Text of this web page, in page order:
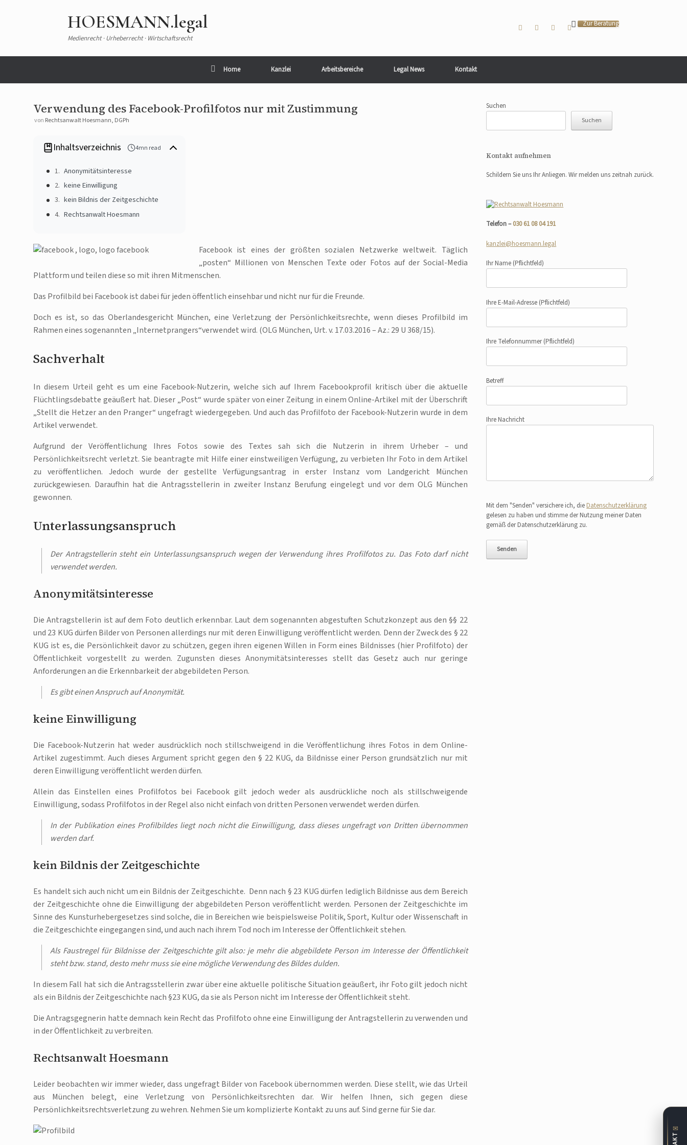
HOESMANN.legal
Medienrecht · Urheberrecht · Wirtschaftsrecht
Zur Beratung
Home Kanzlei Arbeitsbereiche Legal News Kontakt
Verwendung des Facebook-Profilfotos nur mit Zustimmung
von Rechtsanwalt Hoesmann, DGPh
Inhaltsverzeichnis 4mn read
Anonymitätsinteresse
keine Einwilligung
kein Bildnis der Zeitgeschichte
Rechtsanwalt Hoesmann
Facebook ist eines der größten sozialen Netzwerke weltweit. Täglich
„posten“ Millionen von Menschen Texte oder Fotos auf der Social-Media
Plattform und teilen diese so mit ihren Mitmenschen.
Das Profilbild bei Facebook ist dabei für jeden öffentlich einsehbar und nicht nur für die Freunde.
Doch es ist, so das Oberlandesgericht München, eine Verletzung der Persönlichkeitsrechte, wenn dieses Profilbild im
Rahmen eines sogenannten „Internetprangers“verwendet wird. (OLG München, Urt. v. 17.03.2016 – Az.: 29 U 368/15).
Sachverhalt
In diesem Urteil geht es um eine Facebook-Nutzerin, welche sich auf Ihrem Facebookprofil kritisch über die aktuelle
Flüchtlingsdebatte geäußert hat. Dieser „Post“ wurde später von einer Zeitung in einem Online-Artikel mit der Überschrift
„Stellt die Hetzer an den Pranger“ ungefragt wiedergegeben. Und auch das Profilfoto der Facebook-Nutzerin wurde in dem
Artikel verwendet.
Aufgrund der Veröffentlichung Ihres Fotos sowie des Textes sah sich die Nutzerin in ihrem Urheber – und
Persönlichkeitsrecht verletzt. Sie beantragte mit Hilfe einer einstweiligen Verfügung, zu verbieten Ihr Foto in dem Artikel
zu veröffentlichen. Jedoch wurde der gestellte Verfügungsantrag in erster Instanz vom Landgericht München
zurückgewiesen. Daraufhin hat die Antragsstellerin in zweiter Instanz Berufung eingelegt und vor dem OLG München
gewonnen.
Unterlassungsanspruch
Der Antragstellerin steht ein Unterlassungsanspruch wegen der Verwendung ihres Profilfotos zu. Das Foto darf nicht
verwendet werden.
Anonymitätsinteresse
Die Antragstellerin ist auf dem Foto deutlich erkennbar. Laut dem sogenannten abgestuften Schutzkonzept aus den §§ 22
und 23 KUG dürfen Bilder von Personen allerdings nur mit deren Einwilligung veröffentlicht werden. Denn der Zweck des § 22
KUG ist es, die Persönlichkeit davor zu schützen, gegen ihren eigenen Willen in Form eines Bildnisses (hier Profilfoto) der
Öffentlichkeit vorgestellt zu werden. Zugunsten dieses Anonymitätsinteresses stellt das Gesetz auch nur geringe
Anforderungen an die Erkennbarkeit der abgebildeten Person.
Es gibt einen Anspruch auf Anonymität.
keine Einwilligung
Die Facebook-Nutzerin hat weder ausdrücklich noch stillschweigend in die Veröffentlichung ihres Fotos in dem Online-
Artikel zugestimmt. Auch dieses Argument spricht gegen den § 22 KUG, da Bildnisse einer Person grundsätzlich nur mit
deren Einwilligung veröffentlicht werden dürfen.
Allein das Einstellen eines Profilfotos bei Facebook gilt jedoch weder als ausdrückliche noch als stillschweigende
Einwilligung, sodass Profilfotos in der Regel also nicht einfach von dritten Personen verwendet werden dürfen.
In der Publikation eines Profilbildes liegt noch nicht die Einwilligung, dass dieses ungefragt von Dritten übernommen
werden darf.
kein Bildnis der Zeitgeschichte
Es handelt sich auch nicht um ein Bildnis der Zeitgeschichte. Denn nach § 23 KUG dürfen lediglich Bildnisse aus dem Bereich
der Zeitgeschichte ohne die Einwilligung der abgebildeten Person veröffentlicht werden. Personen der Zeitgeschichte im
Sinne des Kunsturhebergesetzes sind solche, die in Bereichen wie beispielsweise Politik, Sport, Kultur oder Wissenschaft in
die Zeitgeschichte eingegangen sind, und auch nach ihrem Tod noch im Interesse der Öffentlichkeit stehen.
Als Faustregel für Bildnisse der Zeitgeschichte gilt also: je mehr die abgebildete Person im Interesse der Öffentlichkeit
steht bzw. stand, desto mehr muss sie eine mögliche Verwendung des Bildes dulden.
In diesem Fall hat sich die Antragsstellerin zwar über eine aktuelle politische Situation geäußert, ihr Foto gilt jedoch nicht
als ein Bildnis der Zeitgeschichte nach §23 KUG, da sie als Person nicht im Interesse der Öffentlichkeit steht.
Die Antragsgegnerin hatte demnach kein Recht das Profilfoto ohne eine Einwilligung der Antragstellerin zu verwenden und
in der Öffentlichkeit zu verbreiten.
Rechtsanwalt Hoesmann
Leider beobachten wir immer wieder, dass ungefragt Bilder von Facebook übernommen werden. Diese stellt, wie das Urteil
aus München belegt, eine Verletzung von Persönlichkeitsrechten dar. Wir helfen Ihnen, sich gegen diese
Persönlichkeitsrechtsverletzung zu wehren. Nehmen Sie um komplizierte Kontakt zu uns auf. Sind gerne für Sie dar.
Suchen
Suchen
Kontakt aufnehmen
Schildern Sie uns Ihr Anliegen. Wir melden uns zeitnah zurück.
Telefon –030 61 08 04 191
kanzlei@hoesmann.legal
Ihr Name (Pflichtfeld)
Ihre E-Mail-Adresse (Pflichtfeld)
Ihre Telefonnummer(Pflichtfeld)
Betreff
Ihre Nachricht
Mit dem "Senden" versichere ich, die Datenschutzerklärung
gelesen zu haben und stimme der Nutzung meiner Daten
gemäß der Datenschutzerklärung zu.
✉